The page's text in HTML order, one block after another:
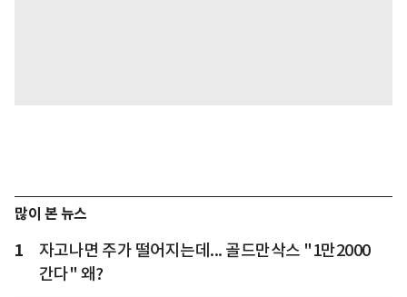
많이 본 뉴스
1
자고나면 주가 떨어지는데... 골드만삭스 "1만2000
간다" 왜?